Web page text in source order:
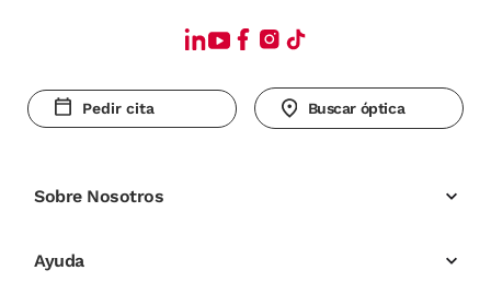
Pedir cita Buscar óptica
Sobre Nosotros
Ayuda